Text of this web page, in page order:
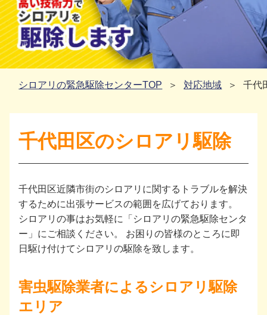
シロアリの緊急駆除センターTOP 対応地域 千代
千代田区のシロアリ駆除
千代田区近隣市街のシロアリに関するトラブルを解決
するために出張サービスの範囲を広げております。
シロアリの事はお気軽に「シロアリの緊急駆除センタ
ー」にご相談ください。 お困りの皆様のところに即
日駆け付けてシロアリの駆除を致します。
害虫駆除業者によるシロアリ駆除
エリア